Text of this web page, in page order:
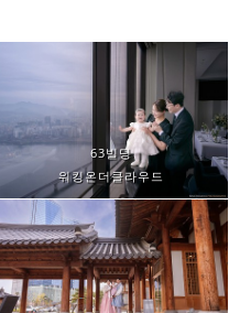
63빌딩
워킹온더클라우드